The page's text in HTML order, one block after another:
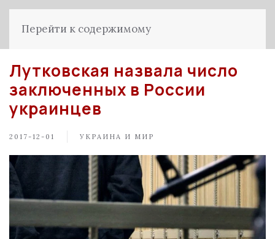
Перейти к содержимому
Лутковская назвала число
заключенных в России
украинцев
2017-12-01 УКРАИНА И МИР